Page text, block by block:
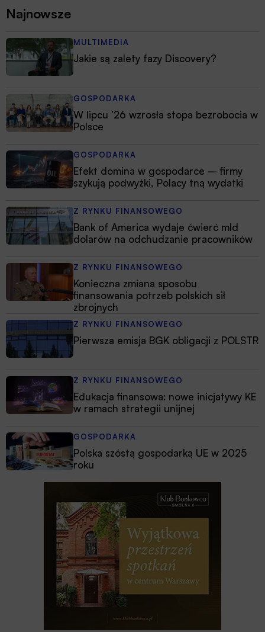
Najnowsze
MULTIMEDIA
Jakie są zalety fazy Discovery?
GOSPODARKA
W lipcu ’26 wzrosła stopa bezrobocia w
Polsce
GOSPODARKA
Efekt domina w gospodarce – firmy
szykują podwyżki, Polacy tną wydatki
Z RYNKU FINANSOWEGO
Bank of America wydaje ćwierć mld
dolarów na odchudzanie pracowników
Z RYNKU FINANSOWEGO
Konieczna zmiana sposobu
finansowania potrzeb polskich sił
zbrojnych
Z RYNKU FINANSOWEGO
Pierwsza emisja BGK obligacji z POLSTR
Z RYNKU FINANSOWEGO
Edukacja finansowa: nowe inicjatywy KE
w ramach strategii unijnej
GOSPODARKA
Polska szóstą gospodarką UE w 2025
roku